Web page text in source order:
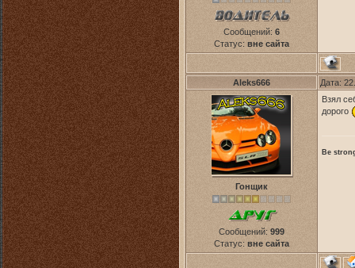
Сообщений: 6
Статус: вне сайта
Aleks666 Дата:
Гонщик
Сообщений: 999
Статус: вне сайта
Взял
дорого
Be